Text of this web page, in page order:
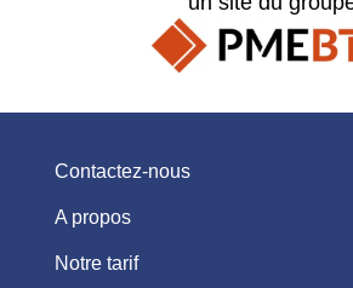
Contactez-nous
A propos
Notre tarif